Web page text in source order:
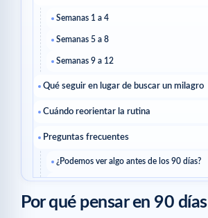
Semanas 1 a 4
Semanas 5 a 8
Semanas 9 a 12
Qué seguir en lugar de buscar un milagro
Cuándo reorientar la rutina
Preguntas frecuentes
¿Podemos ver algo antes de los 90 días?
Por qué pensar en 90 días